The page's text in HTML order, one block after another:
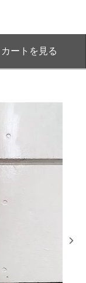
カートを見る